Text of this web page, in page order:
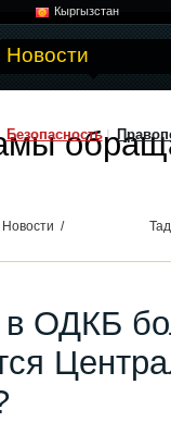
Кыргызстан
Новости
Безопасность
Новости /
в ОДКБ